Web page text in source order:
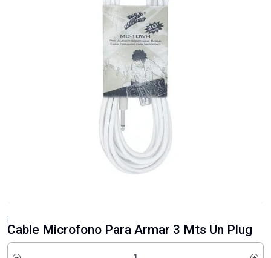
|
Cable Microfono Para Armar 3 Mts Un Plug